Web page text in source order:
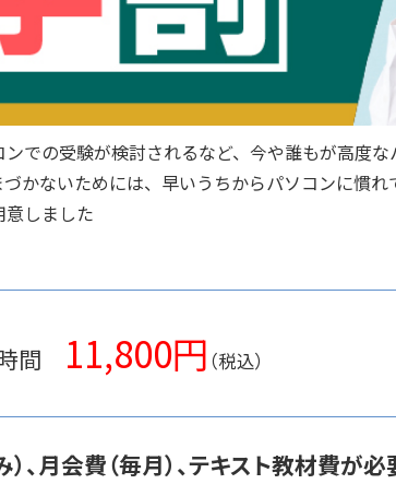
での受験が検討されるなど、今や誰もが高度
かないためには、早いうちからパソコンに慣
しました
間 11,800円 （税込）
、月会費（毎月）、テキスト教材費が必